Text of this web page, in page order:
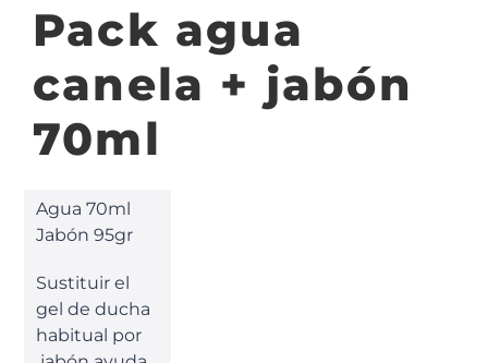
Pack agua
canela + jabón
70ml
Agua 70ml
Jabón 95gr
Sustituir el
gel de ducha
habitual por